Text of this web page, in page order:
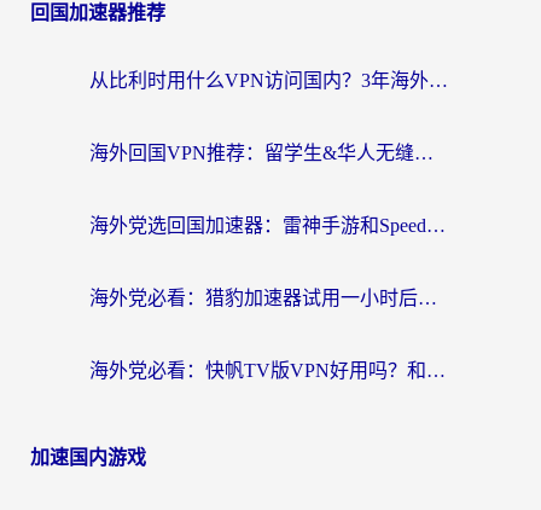
回国加速器推荐
从比利时用什么VPN访问国内？3年海外党亲测有效的无缝回国上网指南
海外回国VPN推荐：留学生&华人无缝访问国内资源的实用指南
海外党选回国加速器：雷神手游和SpeedCN哪个好？附避坑指南
海外党必看：猎豹加速器试用一小时后，我终于找到无缝访问国内资源的正确姿势
海外党必看：快帆TV版VPN好用吗？和畅游VPN对比哪个回国效果更好？附实用选择指南
加速国内游戏